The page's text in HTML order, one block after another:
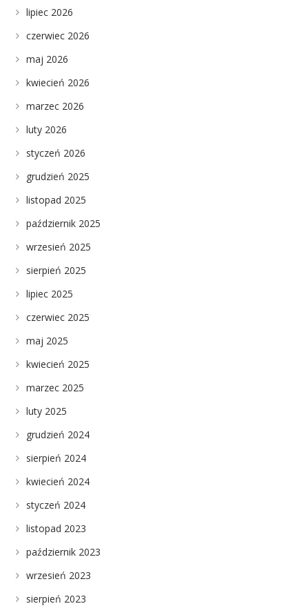
lipiec 2026
czerwiec 2026
maj 2026
kwiecień 2026
marzec 2026
luty 2026
styczeń 2026
grudzień 2025
listopad 2025
październik 2025
wrzesień 2025
sierpień 2025
lipiec 2025
czerwiec 2025
maj 2025
kwiecień 2025
marzec 2025
luty 2025
grudzień 2024
sierpień 2024
kwiecień 2024
styczeń 2024
listopad 2023
październik 2023
wrzesień 2023
sierpień 2023